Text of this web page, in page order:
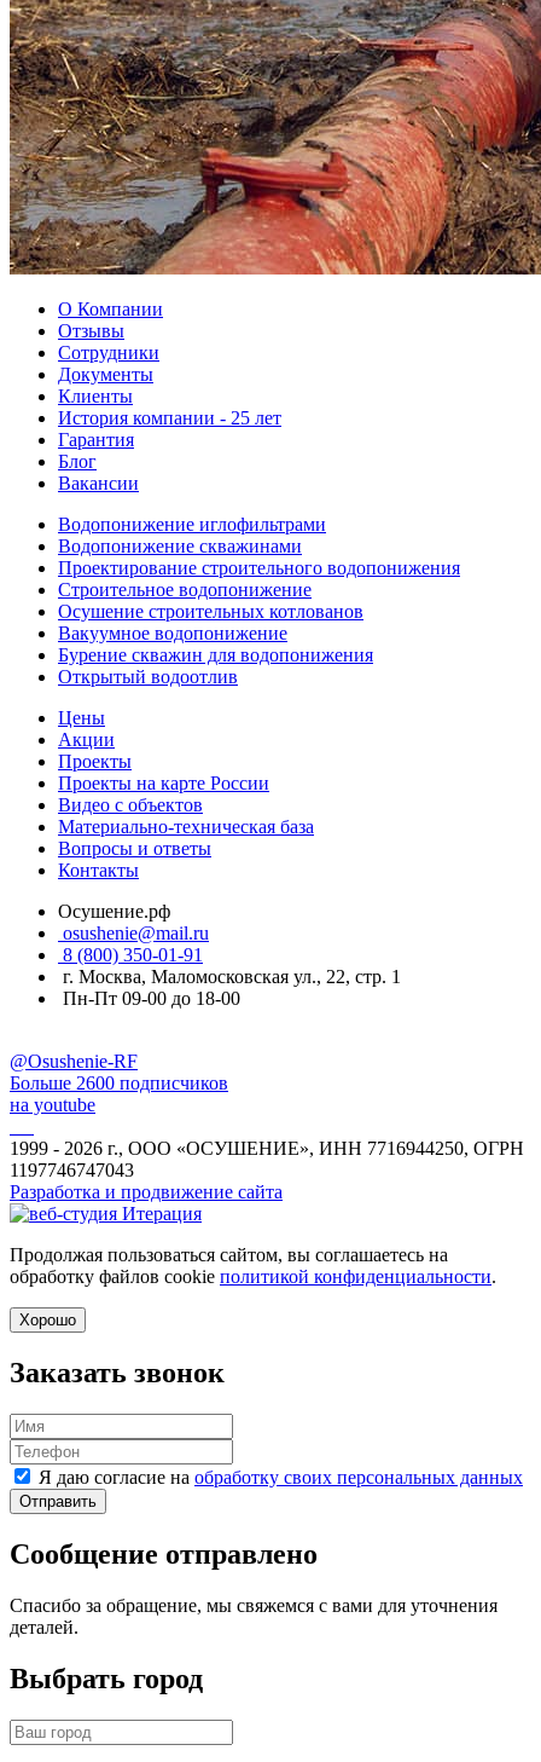
О Компании
Отзывы
Сотрудники
Документы
Клиенты
История компании - 25 лет
Гарантия
Блог
Вакансии
Водопонижение иглофильтрами
Водопонижение скважинами
Проектирование строительного водопонижения
Строительное водопонижение
Осушение строительных котлованов
Вакуумное водопонижение
Бурение скважин для водопонижения
Открытый водоотлив
Цены
Акции
Проекты
Проекты на карте России
Видео с объектов
Материально-техническая база
Вопросы и ответы
Контакты
Осушение.рф
osushenie@mail.ru
8 (800) 350-01-91
г. Москва, Маломосковская ул., 22, стр. 1
Пн-Пт 09-00 до 18-00
@Osushenie-RF
Больше 2600 подписчиков
на youtube
1999 - 2026 г., ООО «ОСУШЕНИЕ», ИНН 7716944250, ОГРН
1197746747043
Разработка и продвижение сайта
Продолжая пользоваться сайтом, вы соглашаетесь на
обработку файлов cookie политикой конфиденциальности.
Хорошо
Заказать звонок
Я даю согласие на обработку своих персональных данных
Отправить
Сообщение отправлено
Спасибо за обращение, мы свяжемся с вами для уточнения
деталей.
Выбрать город